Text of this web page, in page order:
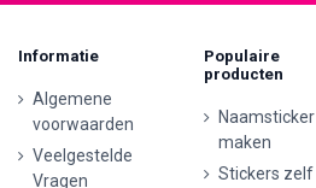
Informatie
Algemene
voorwaarden
Veelgestelde
Vragen
Populaire
producten
Naamsticker
maken
Stickers zelf